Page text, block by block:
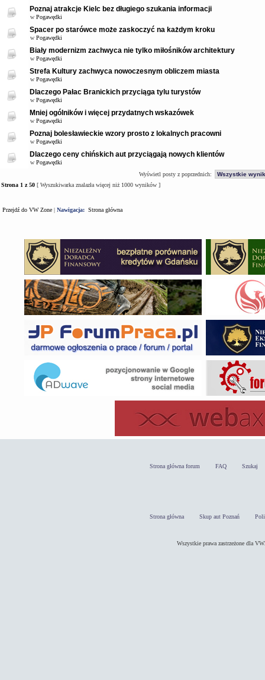
Poznaj atrakcje Kielc bez długiego szukania informacji
w Pogawędki
Spacer po starówce może zaskoczyć na każdym kroku
w Pogawędki
Biały modernizm zachwyca nie tylko miłośników architektury
w Pogawędki
Strefa Kultury zachwyca nowoczesnym obliczem miasta
w Pogawędki
Dlaczego Pałac Branickich przyciąga tylu turystów
w Pogawędki
Mniej ogólników i więcej przydatnych wskazówek
w Pogawędki
Poznaj bolesławieckie wzory prosto z lokalnych pracowni
w Pogawędki
Dlaczego ceny chińskich aut przyciągają nowych klientów
w Pogawędki
Wyświetl posty z poprzednich:
Strona 1 z50 [ Wyszukiwarka znalazła więcej niż 1000 wyników ]
Przejdź do VW Zone | Nawigacja: Strona główna
Strona główna forum FAQ Szukaj
Strona główna Skup aut Poznań
Wszystkie prawa zastrzeżone dla